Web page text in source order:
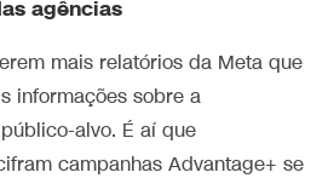
agências
mais relatórios da Meta que
informações sobre a
alvo. É aí que
campanhas Advantage+ se